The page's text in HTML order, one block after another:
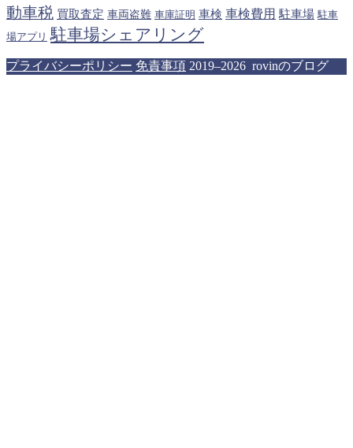
動車税 買取査定 車両盗難 車庫証明 車検 車検費用 駐車場 駐車
場アプリ 駐車場シェアリング
プライバシーポリシー 免責事項 2019–2026 rovinのブログ